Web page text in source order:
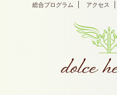
総合プログラム
アクセス